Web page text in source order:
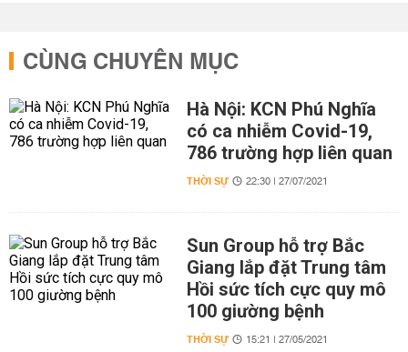
CÙNG CHUYÊN MỤC
Hà Nội: KCN Phú Nghĩa
có ca nhiễm Covid-19,
786 trường hợp liên quan
THỜI SỰ 22:30 | 27/07/2021
Sun Group hỗ trợ Bắc
Giang lắp đặt Trung tâm
Hồi sức tích cực quy mô
100 giường bệnh
THỜI SỰ 15:21 | 27/05/2021